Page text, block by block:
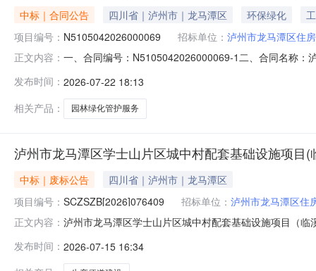
中标｜合同公告 四川省｜泸州市｜龙马潭区 环保绿化
项目编号： N5105042026000069 招标单位： 泸州市龙马潭区住
正文内容： 一、合同编号：N5105042026000069-1二、合同名称：
商(乙方)：泸州市龙马潭区龙腾物业管理有限公司地址
发布时间： 2026-07-22 18:13
相关产品：
园林绿化管护服务
泸州市龙马潭区学士山片区城中村配套基础设施项目
中标｜废标公告
四川省｜泸州市｜龙马潭区
项目编号： SCZSZB[2026]076409 招标单位： 泸州市龙马潭区住
正文内容： 泸州市龙马潭区学士山片区城中村配套基础设施项目（
道），项目编号（SCZSZB【2026】076409），因采购
解!采购人：泸州市
发布时间： 2026-07-15 16:34